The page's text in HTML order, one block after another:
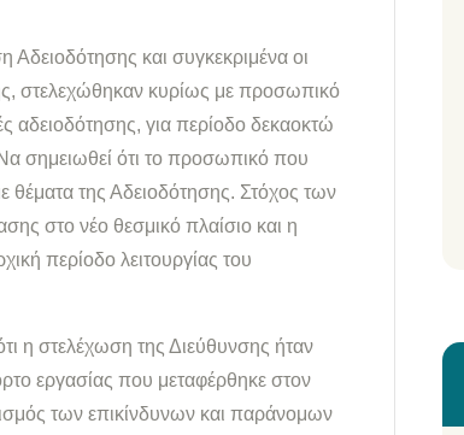
Αδειοδότησης και συγκεκριμένα οι
στελεχώθηκαν κυρίως με προσωπικό
αδειοδότησης, για περίοδο δεκαοκτώ
σημειωθεί ότι το προσωπικό που
της Αδειοδότησης. Στόχος των
στο νέο θεσμικό πλαίσιο και η
περίοδο λειτουργίας του
η στελέχωση της Διεύθυνσης ήταν
εργασίας που μεταφέρθηκε στον
των επικίνδυνων και παράνομων